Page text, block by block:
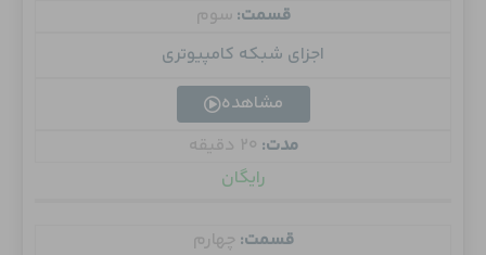
قسمت: سوم
اجزای شبکه‌ کامپیوتری
مشاهده
مدت: 20 دقیقه
رایگان
قسمت: چهارم